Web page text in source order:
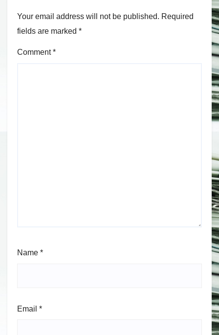
Your email address will not be published. Required
fields are marked *
Comment*
Name *
Email *